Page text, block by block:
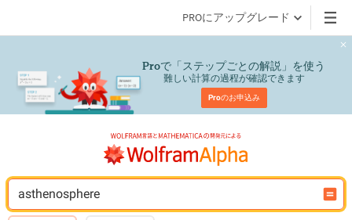
PROにアップグレード
Proで「ステップごとの解説」を使う
難しい計算の過程が確認できます
Proのお申込み
asthenosphere